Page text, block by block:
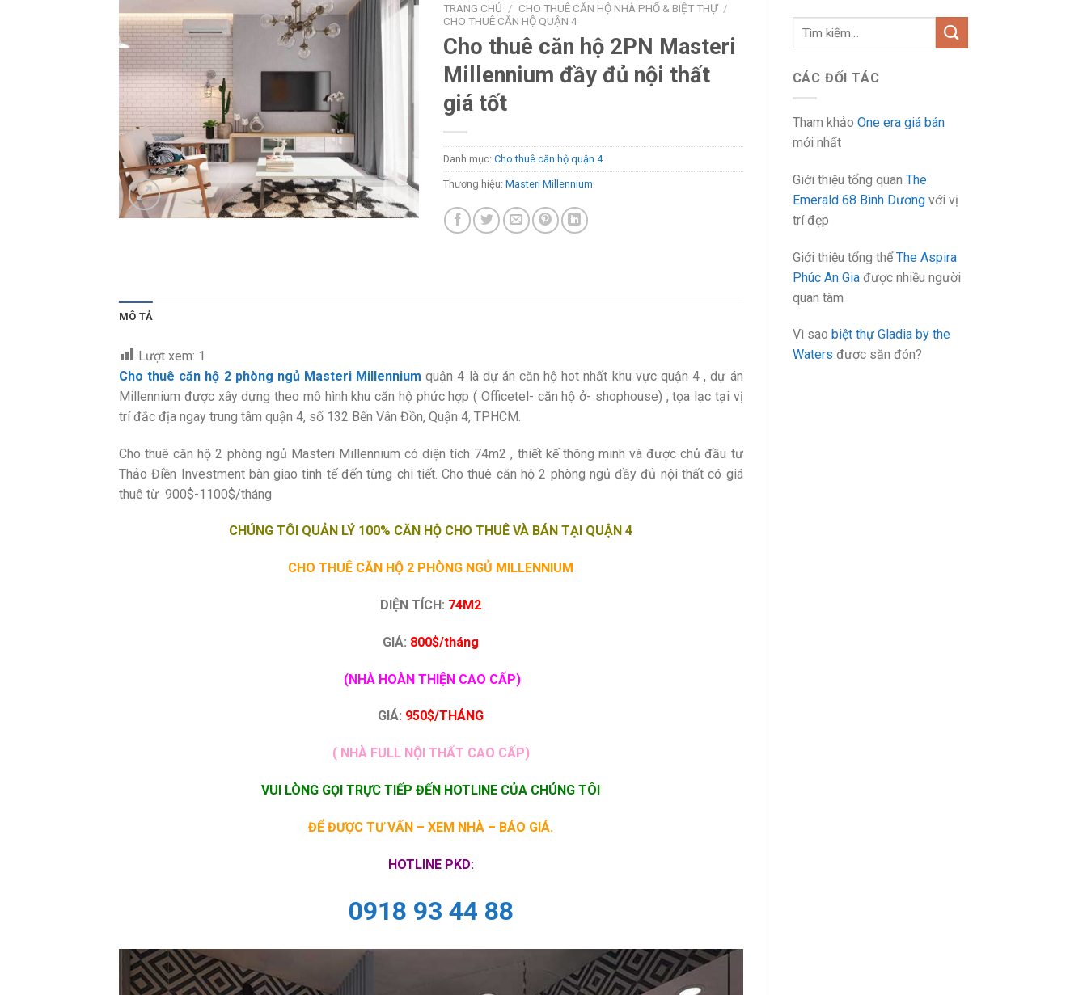
Tìm
kiếm:
CÁC ĐỐI TÁC
Tham khảo One era giá bán
mới nhất
Giới thiệu tổng quan The
Emerald 68 Bình Dươngvới vị
trí đẹp
Giới thiệu tổng thểThe Aspira
Phúc An Giađược nhiều người
quan tâm
Vì sao biệt thự Gladia by the
Waters được săn đón?
TRANG CHỦ / CHO THUÊ CĂN HỘ NHÀ PHỐ & BIỆT THỰ /
CHO THUÊ CĂN HỘ QUẬN 4
Cho thuê căn hộ 2PN Masteri
Millennium đầy đủ nội thất
giá tốt
Danh mục: Cho thuê căn hộ quận 4
Thương hiệu: Masteri Millennium
MÔ TẢ
Lượt xem: 1
Cho thuê căn hộ 2 phòng ngủ Masteri Millennium quận 4 là dự án căn hộ hot nhất khu vực quận 4 , dự án
Millennium được xây dựng theo mô hình khu căn hộ phức hợp ( Officetel- căn hộ ở- shophouse) , tọa lạc tại vị
trí đắc địa ngay trung tâm quận 4, số 132 Bến Vân Đồn, Quận 4, TPHCM.
Cho thuê căn hộ 2 phòng ngủ Masteri Millennium có diện tích 74m2 , thiết kế thông minh và được chủ đầu tư
Thảo Điền Investment bàn giao tinh tế đến từng chi tiết. Cho thuê căn hộ 2 phòng ngủ đầy đủ nội thất có giá
thuê từ 900$-1100$/tháng
CHÚNG TÔI QUẢN LÝ 100% CĂN HỘ CHO THUÊ VÀ BÁN TẠI QUẬN 4
CHO THUÊ CĂN HỘ 2 PHÒNG NGỦ MILLENNIUM
DIỆN TÍCH: 74M2
GIÁ: 800$/tháng
(NHÀ HOÀN THIỆN CAO CẤP)
GIÁ: 950$/THÁNG
( NHÀ FULL NỘI THẤT CAO CẤP)
VUI LÒNG GỌI TRỰC TIẾP ĐẾN HOTLINE CỦA CHÚNG TÔI
ĐỂ ĐƯỢC TƯ VẤN – XEM NHÀ – BÁO GIÁ.
HOTLINE PKD:
0918 93 44 88